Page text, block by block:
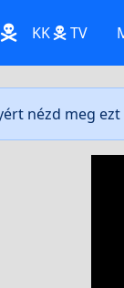
KK TV
nézd meg ezt